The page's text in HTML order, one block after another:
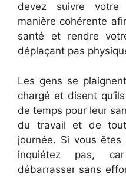
devez suivre votre
manière cohérente
santé et rendre
déplaçant pas
Les gens se
chargé et disent
de temps pour leur
du travail et de
journée. Si vous êtes
inquiétez pas,
débarrasser sans